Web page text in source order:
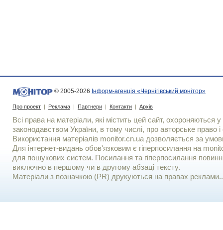
© 2005-2026 Інформ-агенція «Чернігівський монітор»
Про проект | Реклама | Партнери | Контакти | Архів
Всі права на матеріали, які містить цей сайт, охороняються у
законодавством України, в тому числі, про авторське право і
Використання матерiалiв monitor.cn.ua дозволяється за
Для iнтернет-видань обов'язковим є гiперпосилання на
для пошукових систем. Посилання та гіперпосилання
виключно в першому чи в другому абзаці тексту.
Матеріали з позначкою (PR) друкуються на правах реклами..